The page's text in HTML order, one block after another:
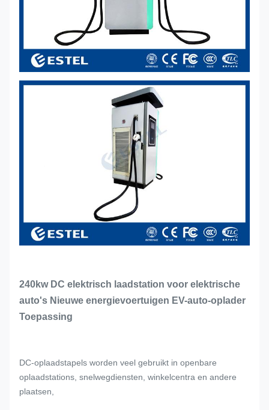
240kw DC elektrisch laadstation voor elektrische
auto's Nieuwe energievoertuigen EV-auto-oplader
Toepassing
DC-oplaadstapels worden veel gebruikt in openbare
oplaadstations, snelwegdiensten, winkelcentra en andere
plaatsen,